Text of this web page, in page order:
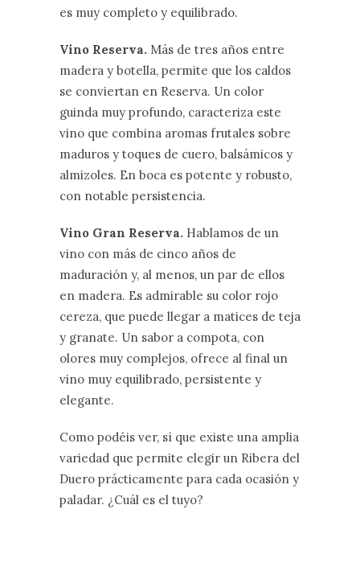
es muy completo y equilibrado.
Vino Reserva. Más de tres años entre
madera y botella, permite que los caldos
se conviertan en Reserva. Un color
guinda muy profundo, caracteriza este
vino que combina aromas frutales sobre
maduros y toques de cuero, balsámicos y
almizoles. En boca es potente y robusto,
con notable persistencia.
Vino Gran Reserva. Hablamos de un
vino con más de cinco años de
maduración y, al menos, un par de ellos
en madera. Es admirable su color rojo
cereza, que puede llegar a matices de teja
y granate. Un sabor a compota, con
olores muy complejos, ofrece al final un
vino muy equilibrado, persistente y
elegante.
Como podéis ver, sí que existe una amplia
variedad que permite elegir un Ribera del
Duero prácticamente para cada ocasión y
paladar. ¿Cuál es el tuyo?